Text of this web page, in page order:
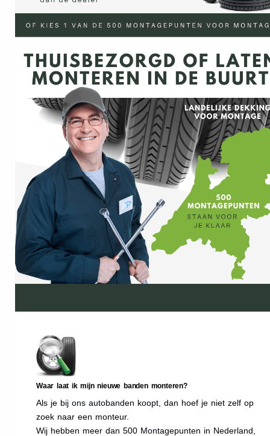
Waar laat ik mijn nieuwe banden monteren?
Als je bij ons autobanden koopt, dan hoef je niet zelf op
zoek naar een monteur.
Wij hebben meer dan 500 Montagepunten in Nederland,